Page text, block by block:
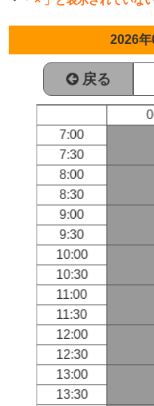
2026
戻る
7:00
7:30
8:00
8:30
9:00
9:30
10:00
10:30
11:00
11:30
12:00
12:30
13:00
13:30